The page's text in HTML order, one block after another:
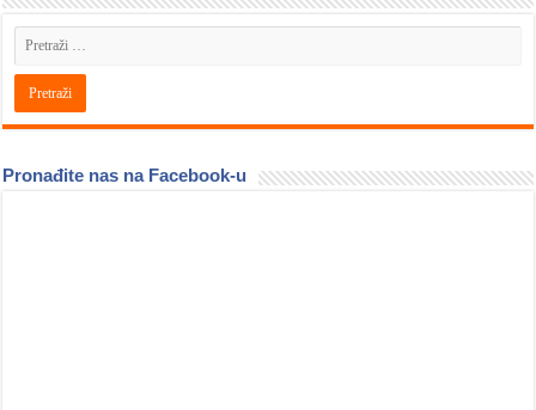
Pronađite nas na Facebook-u